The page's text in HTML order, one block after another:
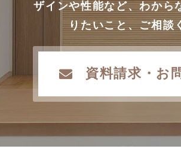
ザインや性能など、わから
りたいこと、ご相談
資料請求・お